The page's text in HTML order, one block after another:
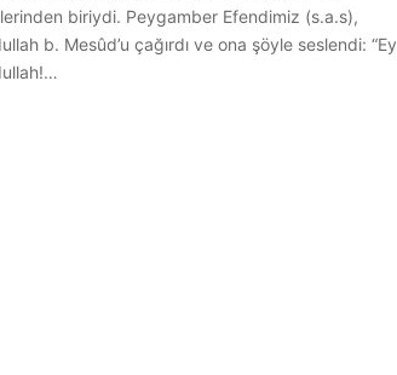
biriydi. Peygamber Efendimiz (s.a.s),
b. Mesûd’u çağırdı ve ona şöyle seslendi: “Ey